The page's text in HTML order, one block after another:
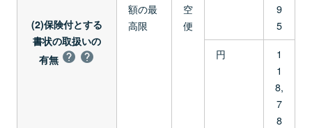
(2)保険付とする
書状の取扱いの
有無
額の最
高限
空
便
9
5
円
1
1
8,
7
8